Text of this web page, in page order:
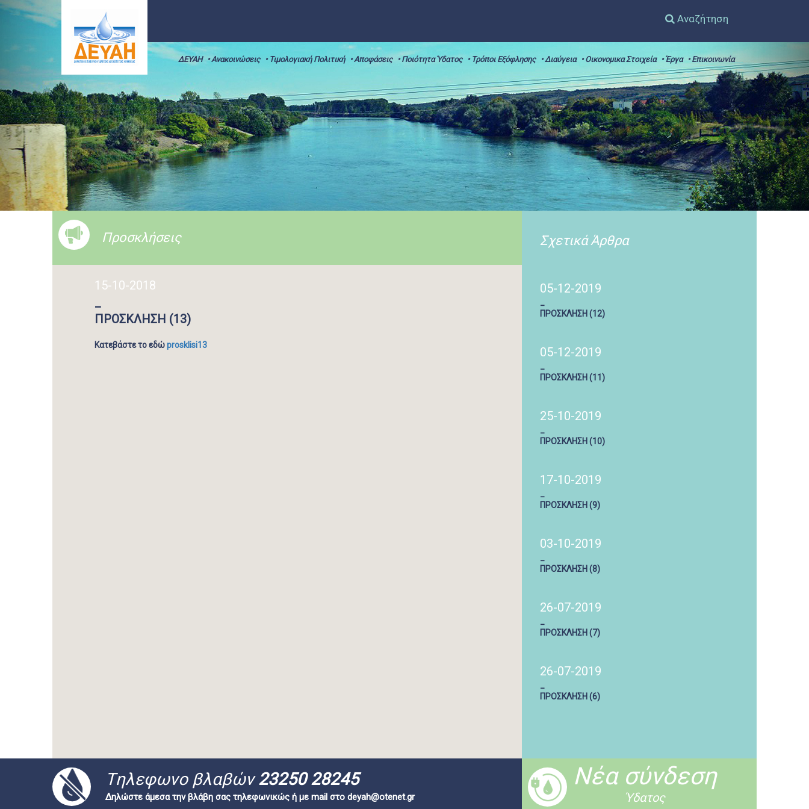
Αναζήτηση
ΔΕΥΑΗ • Ανακοινώσεις • Τιμολογιακή Πολιτική • Αποφάσεις • Ποιότητα Ύδατος • Τρόποι Εξόφλησης • Διαύγεια • Οικονομικα Στοιχεία • Έργα • Επικοινωνία
Προσκλήσεις
15-10-2018
_
ΠΡΟΣΚΛΗΣΗ (13)
Κατεβάστε το εδώprosklisi13
Σχετικά Άρθρα
05-12-2019
ΠΡΟΣΚΛΗΣΗ (12)
05-12-2019
ΠΡΟΣΚΛΗΣΗ (11)
25-10-2019
ΠΡΟΣΚΛΗΣΗ (10)
17-10-2019
ΠΡΟΣΚΛΗΣΗ (9)
03-10-2019
ΠΡΟΣΚΛΗΣΗ (8)
26-07-2019
ΠΡΟΣΚΛΗΣΗ (7)
26-07-2019
ΠΡΟΣΚΛΗΣΗ (6)
Tηλεφωνο βλαβών23250 28245
Δηλώστε άμεσα την βλάβη σας τηλεφωνικώς ή με mail στο deyah@otenet.gr
Νέα σύνδεση
Ύδατος